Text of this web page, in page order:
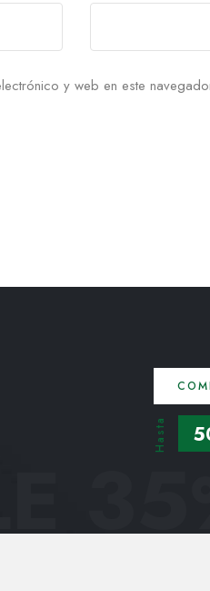
y web en este
Hasta
35